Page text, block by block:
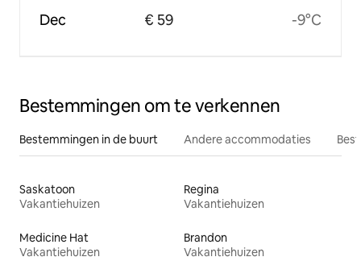
Dec € 59 -9°C
Bestemmingen om te verkennen
Bestemmingen in de buurt Andere accommodaties
Saskatoon
Vakantiehuizen
Regina
Vakantiehuizen
Medicine Hat
Vakantiehuizen
Brandon
Vakantiehuizen